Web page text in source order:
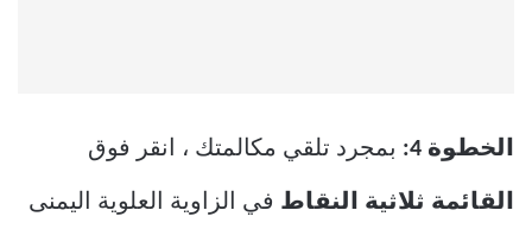
الخطوة 4: بمجرد تلقي مكالمتك ، انقر فوق
القائمة ثلاثية النقاط في الزاوية العلوية اليمنى